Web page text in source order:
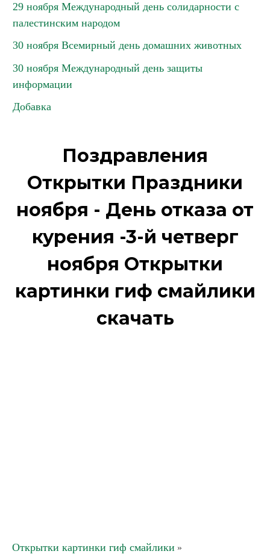
29 ноября Международный день солидарности с
палестинским народом
30 ноября Всемирный день домашних животных
30 ноября Международный день защиты
информации
Добавка
Поздравления
Открытки Праздники
ноября - День отказа от
курения -3-й четверг
ноября Открытки
картинки гиф смайлики
скачать
Открытки картинки гиф смайлики »